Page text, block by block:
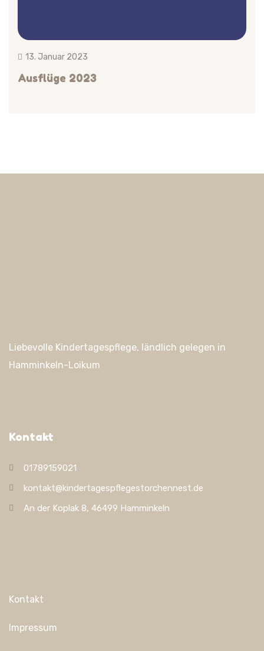
13. Januar 2023
Ausflüge 2023
Liebevolle Kindertagespflege, ländlich gelegen in
Hamminkeln-Loikum
Kontakt
01789159021
kontakt@kindertagespflegestorchennest.de
An der Koplak 8, 46499 Hamminkeln
Kontakt
Impressum